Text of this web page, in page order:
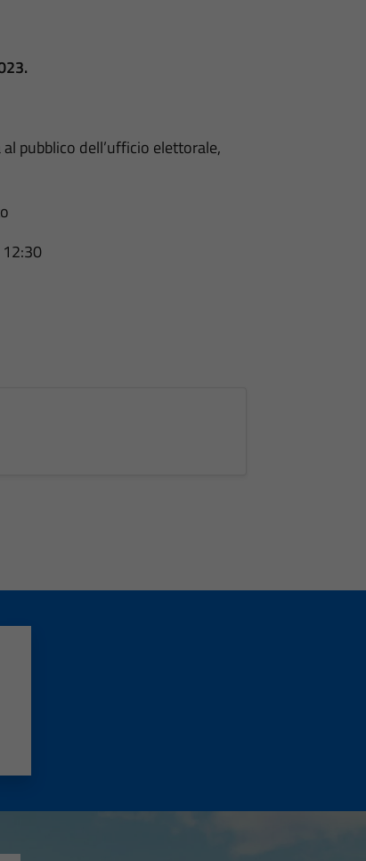
pubblico dell’ufficio elettorale,